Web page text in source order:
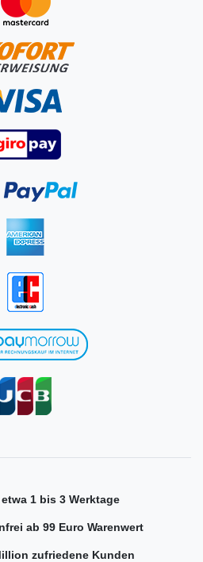
1 bis 3 Werktage
ab 99 Euro Warenwert
zufriedene Kunden